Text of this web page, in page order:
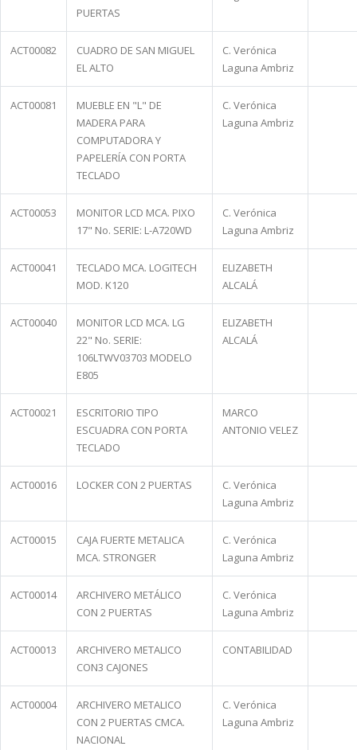
PUERTAS
ACT00082
CUADRO DE SAN MIGUEL
EL ALTO
C. Verónica
Laguna Ambriz
ACT00081
MUEBLE EN "L" DE
MADERA PARA
COMPUTADORA Y
PAPELERÍA CON PORTA
TECLADO
C. Verónica
Laguna Ambriz
ACT00053
MONITOR LCD MCA. PIXO
17" No. SERIE: L-A720WD
C. Verónica
Laguna Ambriz
ACT00041
TECLADO MCA. LOGITECH
MOD. K120
ELIZABETH
ALCALÁ
ACT00040
MONITOR LCD MCA. LG
22" No. SERIE:
106LTWV03703 MODELO
E805
ELIZABETH
ALCALÁ
ACT00021
ESCRITORIO TIPO
ESCUADRA CON PORTA
TECLADO
MARCO
ANTONIO VELEZ
ACT00016 LOCKER CON 2 PUERTAS
C. Verónica
Laguna Ambriz
ACT00015
CAJA FUERTE METALICA
MCA. STRONGER
C. Verónica
Laguna Ambriz
ACT00014
ARCHIVERO METÁLICO
CON 2 PUERTAS
C. Verónica
Laguna Ambriz
ACT00013
ARCHIVERO METALICO
CON3 CAJONES
CONTABILIDAD
ACT00004
ARCHIVERO METALICO
CON 2 PUERTAS CMCA.
NACIONAL
C. Verónica
Laguna Ambriz